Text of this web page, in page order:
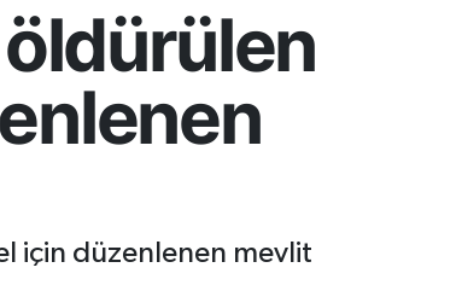
için düzenlenen mevlit